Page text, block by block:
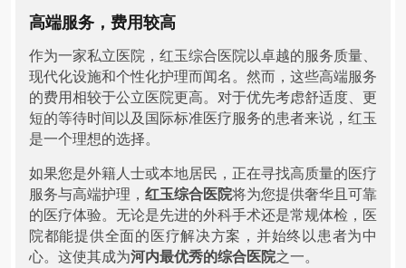
高端服务，费用较高
作为一家私立医院，红玉综合医院以卓越的服务质量、
现代化设施和个性化护理而闻名。然而，这些高端服务
的费用相较于公立医院更高。对于优先考虑舒适度、更
短的等待时间以及国际标准医疗服务的患者来说，红玉
是一个理想的选择。
如果您是外籍人士或本地居民，正在寻找高质量的医疗
服务与高端护理， 红玉综合医院将为您提供奢华且可靠
的医疗体验。无论是先进的外科手术还是常规体检，医
院都能提供全面的医疗解决方案，并始终以患者为中
心。这使其成为河内最优秀的综合医院之一。